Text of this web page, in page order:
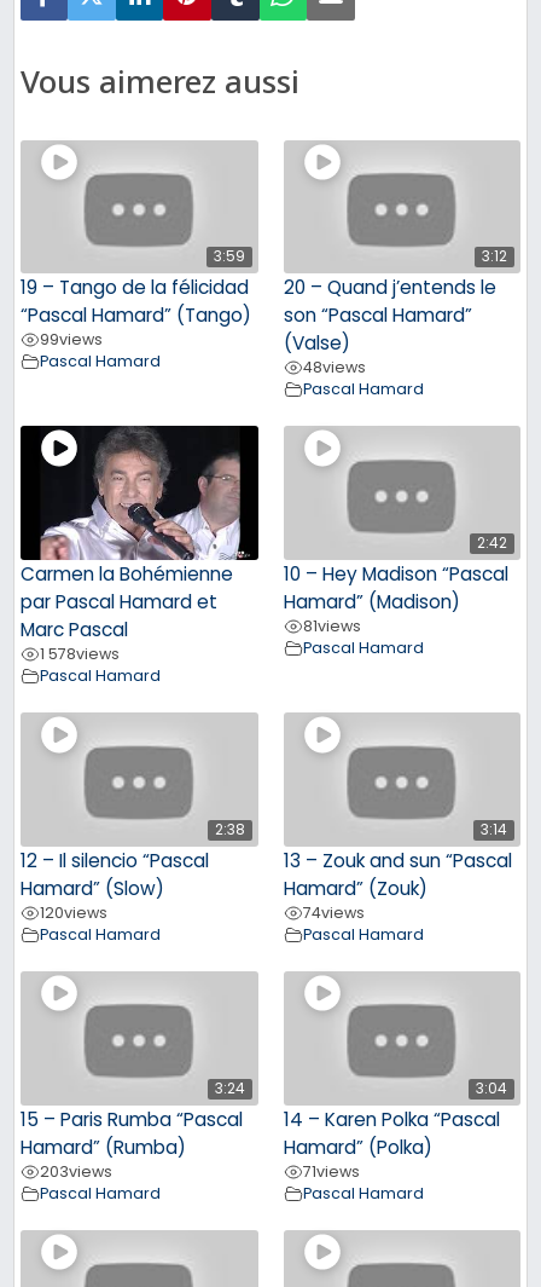
Vous aimerez aussi
3:59
19 – Tango de la félicidad
“Pascal Hamard” (Tango)
99views
Pascal Hamard
3:12
20 – Quand j’entends le
son “Pascal Hamard”
(Valse)
48views
Pascal Hamard
Carmen la Bohémienne
par Pascal Hamard et
Marc Pascal
1 578views
Pascal Hamard
2:42
10 – Hey Madison “Pascal
Hamard” (Madison)
81views
Pascal Hamard
2:38
12 – Il silencio “Pascal
Hamard” (Slow)
120views
Pascal Hamard
3:14
13 – Zouk and sun “Pascal
Hamard” (Zouk)
74views
Pascal Hamard
3:24
15 – Paris Rumba “Pascal
Hamard” (Rumba)
203views
Pascal Hamard
3:04
14 – Karen Polka “Pascal
Hamard” (Polka)
71views
Pascal Hamard